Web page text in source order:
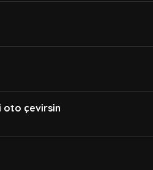
çevirsin